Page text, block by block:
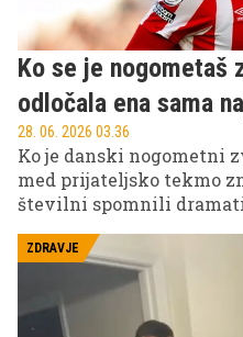
Ko se je nogometaš
odločala ena sama
28. 06. 2026 03.36
Ko je danski nogometni
med prijateljsko tekmo
številni spomnili
pomembno vlogo
defibrilator (ICD),
bolnikov pred
srčnega ritma.
ZDRAVJE